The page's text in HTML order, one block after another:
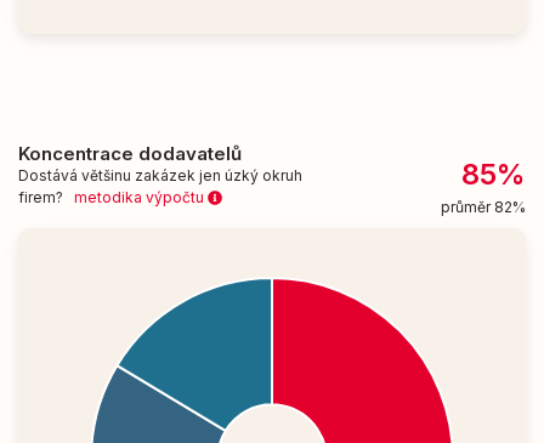
Koncentrace dodavatelů
Dostává většinu zakázek jen úzký okruh
firem? metodika výpočtu
85%
průměr 82%